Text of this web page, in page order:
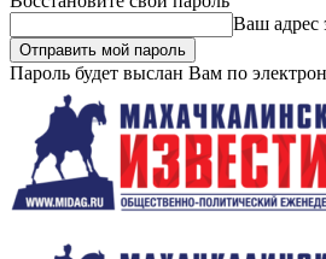
Ваш адрес
Пароль будет выслан Вам по